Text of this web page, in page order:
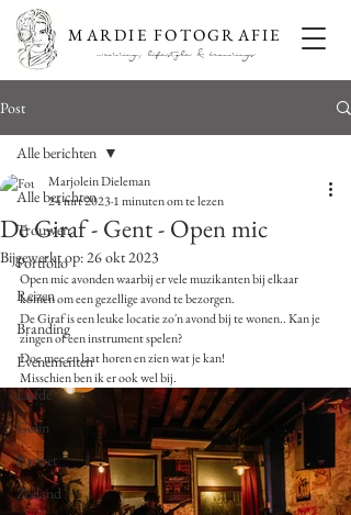
MARDIE FOTOGRAFIE
wedding, lifestyle & brandings
Post
Alle berichten
Trouwen
Portfolio
Reizen
Branding
Evenementen
Liefde
Gezin
Portret
Zeeland
Alle berichten
De Giraf - Gent - Open mic
Marjolein Dieleman
24 mrt 20231 minuten om te lezen
Bijgewerkt op:26 okt 2023
Open mic avonden waarbij er vele muzikanten bij elkaar
komen om een gezellige avond te bezorgen.
De Giraf is een leuke locatie zo'n avond bij te wonen.. Kan je
zingen of een instrument spelen?
Doe mee en laat horen en zien wat je kan!
Misschien ben ik er ook wel bij.